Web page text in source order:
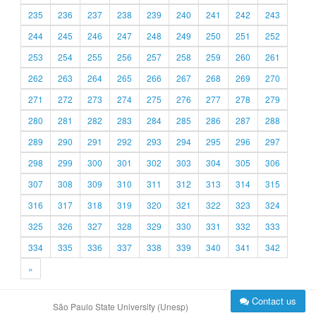
235
236 237 238 239 240 241 242
243
244
245 246 247 248 249 250 251
252
253
254 255 256 257 258 259 260
261
262
263 264 265 266 267 268 269
270
271
272 273 274 275 276 277 278
279
280
281 282 283 284 285 286 287
288
289
290 291 292 293 294 295 296
297
298
299 300 301 302 303 304 305
306
307
308 309 310 311 312 313 314
315
316
317 318 319 320 321 322 323
324
325
326 327 328 329 330 331 332
333
334
335 336 337 338 339 340 341
342
»
São Paulo State University (Unesp) Contact us